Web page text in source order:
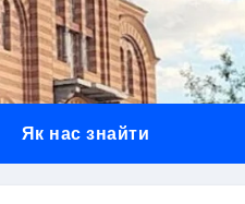
Як нас знайти